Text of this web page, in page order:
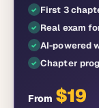
First 3
Real exam
AI-powered
Chapter
From $19